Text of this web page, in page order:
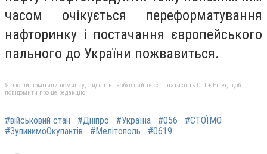
часом очікується переформатування
нафторинку і постачання європейського
пального до України пожвавиться.
Якщо ви помітили помилку, виділіть необхідний текст і натисніть Ctrl + Enter, щоб
повідомити про це редакцію
#військовий стан #Дніпро #Україна #056
#СТОЇМО
#ЗупинимоОкупантів
#Мелітополь #0619